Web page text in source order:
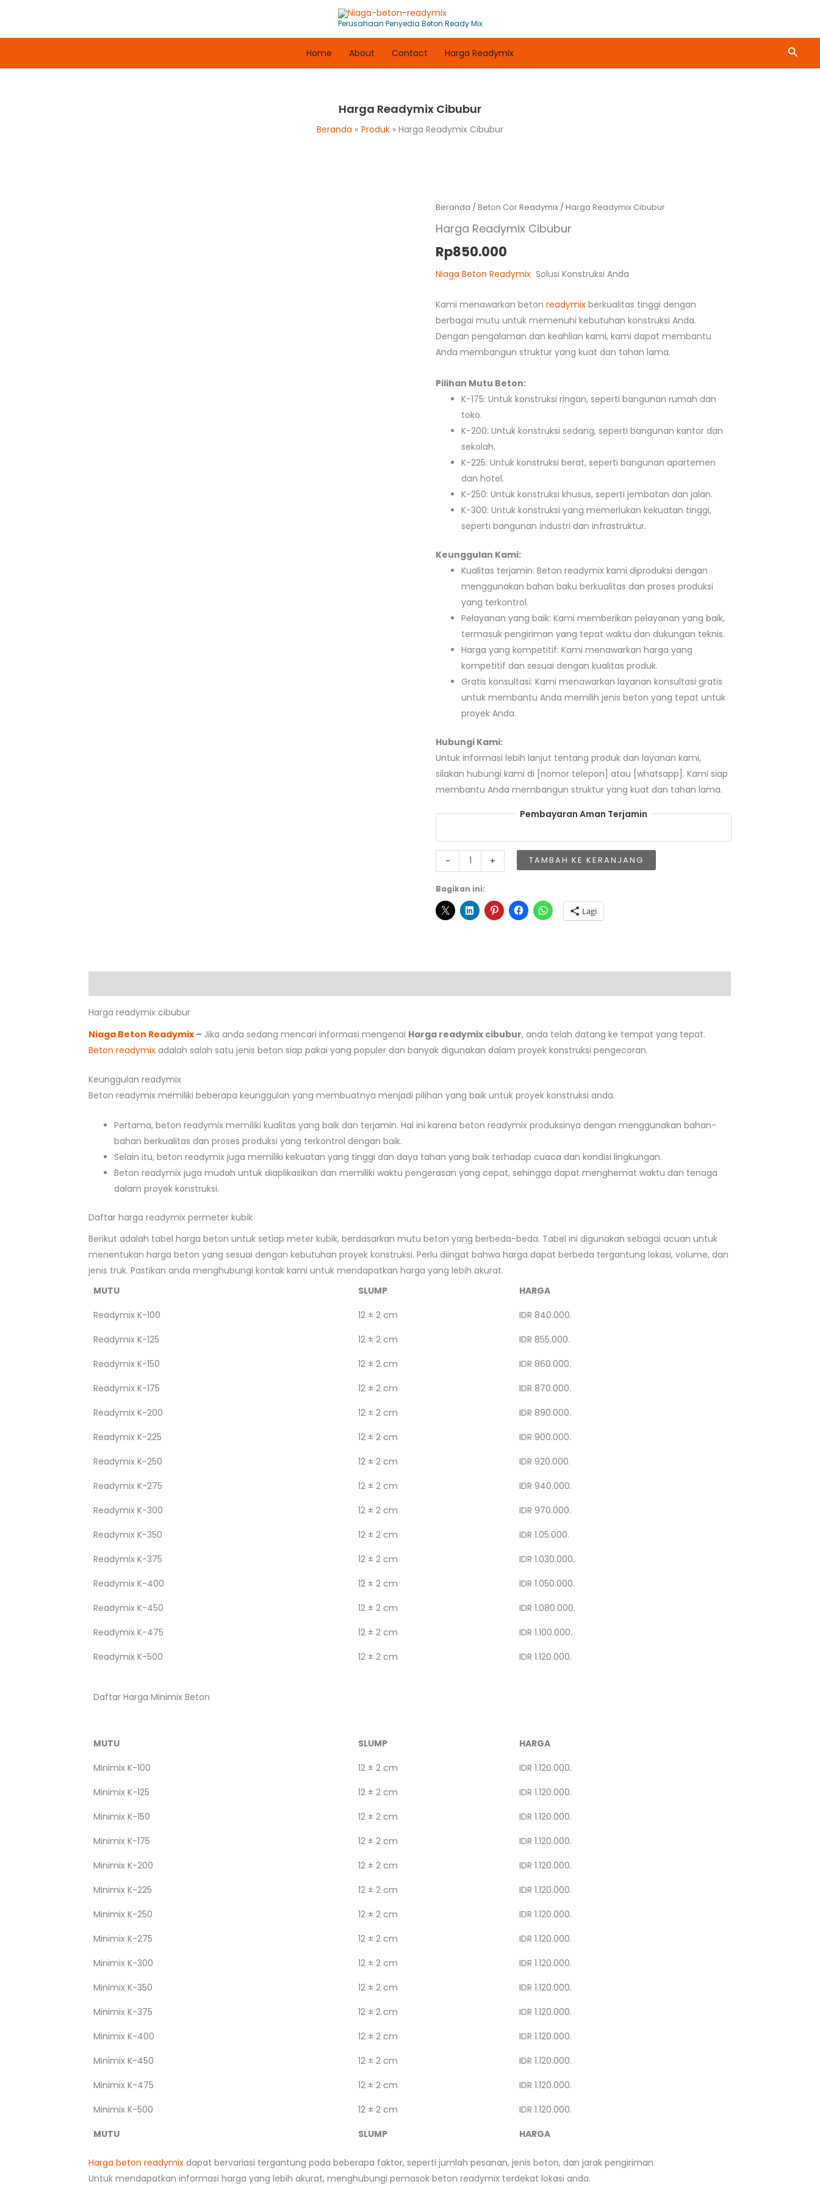
konten
Perusahaan Penyedia Beton Ready Mix
Home About Contact Harga Readymix Cari
Harga Readymix Cibubur
Beranda Produk Harga Readymix Cibubur
Beranda /Beton Cor Readymix / Harga Readymix Cibubur
Harga Readymix Cibubur
Rp850.000
Niaga Beton Readymix Solusi Konstruksi Anda
Kami menawarkan betonreadymix berkualitas tinggi dengan
berbagai mutu untuk memenuhi kebutuhan konstruksi Anda.
Dengan pengalaman dan keahlian kami, kami dapat membantu
Anda membangun struktur yang kuat dan tahan lama.
Pilihan Mutu Beton:
K-175: Untuk konstruksi ringan, seperti bangunan rumah dan
toko.
K-200: Untuk konstruksi sedang, seperti bangunan kantor dan
sekolah.
K-225: Untuk konstruksi berat, seperti bangunan apartemen
dan hotel.
K-250: Untuk konstruksi khusus, seperti jembatan dan jalan.
K-300: Untuk konstruksi yang memerlukan kekuatan tinggi,
seperti bangunan industri dan infrastruktur.
Keunggulan Kami:
Kualitas terjamin: Beton readymix kami diproduksi dengan
menggunakan bahan baku berkualitas dan proses produksi
yang terkontrol.
Pelayanan yang baik: Kami memberikan pelayanan yang baik,
termasuk pengiriman yang tepat waktu dan dukungan teknis.
Harga yang kompetitif: Kami menawarkan harga yang
kompetitif dan sesuai dengan kualitas produk.
Gratis konsultasi: Kami menawarkan layanan konsultasi gratis
untuk membantu Anda memilih jenis beton yang tepat untuk
proyek Anda.
Hubungi Kami:
Untuk informasi lebih lanjut tentang produk dan layanan kami,
silakan hubungi kami di [nomor telepon] atau [whatsapp]. Kami siap
membantu Anda membangun struktur yang kuat dan tahan lama.
Pembayaran Aman Terjamin
-
Kuantitas
Harga
Readymix
Cibubur
+ TAMBAH KE KERANJANG
Bagikan ini:
Lagi
Harga readymix cibubur
Niaga Beton Readymix – Jika anda sedang mencari informasi mengenai Harga readymix cibubur, anda telah datang ke tempat yang tepat.
Beton readymix adalah salah satu jenis beton siap pakai yang populer dan banyak digunakan dalam proyek konstruksi pengecoran.
Keunggulan readymix
Beton readymix memiliki beberapa keunggulan yang membuatnya menjadi pilihan yang baik untuk proyek konstruksi anda.
Pertama, beton readymix memiliki kualitas yang baik dan terjamin. Hal ini karena beton readymix produksinya dengan menggunakan bahan-
bahan berkualitas dan proses produksi yang terkontrol dengan baik.
Selain itu, beton readymix juga memiliki kekuatan yang tinggi dan daya tahan yang baik terhadap cuaca dan kondisi lingkungan.
Beton readymix juga mudah untuk diaplikasikan dan memiliki waktu pengerasan yang cepat, sehingga dapat menghemat waktu dan tenaga
dalam proyek konstruksi.
Daftar harga readymix permeter kubik
Berikut adalah tabel harga beton untuk setiap meter kubik, berdasarkan mutu beton yang berbeda-beda. Tabel ini digunakan sebagai acuan untuk
menentukan harga beton yang sesuai dengan kebutuhan proyek konstruksi. Perlu diingat bahwa harga dapat berbeda tergantung lokasi, volume, dan
jenis truk. Pastikan anda menghubungi kontak kami untuk mendapatkan harga yang lebih akurat.
MUTU
SLUMP
HARGA
Readymix K-100
12 ± 2 cm
IDR 840.000.
Readymix K-125
12 ± 2 cm
IDR 855.000.
Readymix K-150
12 ± 2 cm
IDR 860.000.
Readymix K-175
12 ± 2 cm
IDR 870.000.
Readymix K-200
12 ± 2 cm
IDR 890.000.
Readymix K-225
12 ± 2 cm
IDR 900.000.
Readymix K-250
12 ± 2 cm
IDR 920.000.
Readymix K-275
12 ± 2 cm
IDR 940.000.
Readymix K-300
12 ± 2 cm
IDR 970.000.
Readymix K-350
12 ± 2 cm
IDR 1.05.000.
Readymix K-375
12 ± 2 cm
IDR 1.030.000.
Readymix K-400
12 ± 2 cm
IDR 1.050.000.
Readymix K-450
12 ± 2 cm
IDR 1.080.000.
Readymix K-475
12 ± 2 cm
IDR 1.100.000.
Readymix K-500
12 ± 2 cm IDR 1.120.000.
Daftar Harga Minimix Beton
MUTU SLUMP
HARGA
Minimix K-100
12 ± 2 cm
IDR 1.120.000.
Minimix K-125
12 ± 2 cm
IDR 1.120.000.
Minimix K-150
12 ± 2 cm
IDR 1.120.000.
Minimix K-175
12 ± 2 cm
IDR 1.120.000.
Minimix K-200
12 ± 2 cm
IDR 1.120.000.
Minimix K-225
12 ± 2 cm
IDR 1.120.000.
Minimix K-250
12 ± 2 cm
IDR 1.120.000.
Minimix K-275
12 ± 2 cm
IDR 1.120.000.
Minimix K-300
12 ± 2 cm
IDR 1.120.000.
Minimix K-350
12 ± 2 cm
IDR 1.120.000.
Minimix K-375
12 ± 2 cm
IDR 1.120.000.
Minimix K-400
12 ± 2 cm
IDR 1.120.000.
Minimix K-450
12 ± 2 cm
IDR 1.120.000.
Minimix K-475
12 ± 2 cm
IDR 1.120.000.
Minimix K-500
12 ± 2 cm
IDR 1.120.000.
MUTU
SLUMP HARGA
Harga beton readymix dapat bervariasi tergantung pada beberapa faktor, seperti jumlah pesanan, jenis beton, dan jarak pengiriman.
Untuk mendapatkan informasi harga yang lebih akurat, menghubungi pemasok beton readymix terdekat lokasi anda.